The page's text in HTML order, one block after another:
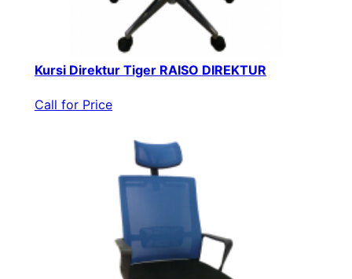
Kursi Direktur Tiger RAISO DIREKTUR
Call for Price